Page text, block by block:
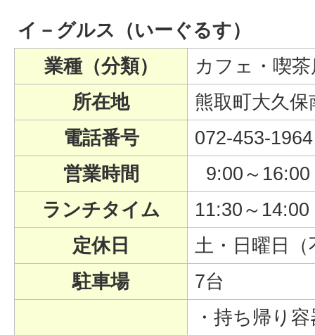
イ－グルス（いーぐるす）
業種（分類）
カフェ・喫茶
所在地
熊取町大久保
電話番号
072-453-1964
営業時間
9:00～16:00
ランチタイム
11:30～14:00
定休日
土・日曜日
駐車場
7台
・持ち帰り